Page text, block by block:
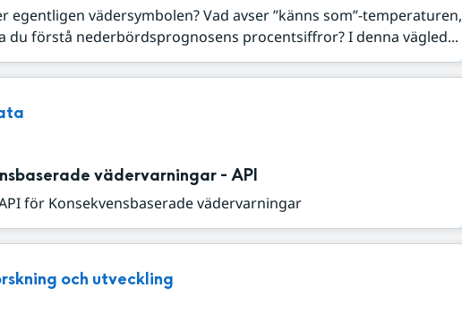
egentligen vädersymbolen? Vad avser ”känns som”-temperaturen,
du förstå nederbördsprognosens procentsiffror? I denna vägled...
vädervarningar - API
för Konsekvensbaserade vädervarningar
och utveckling